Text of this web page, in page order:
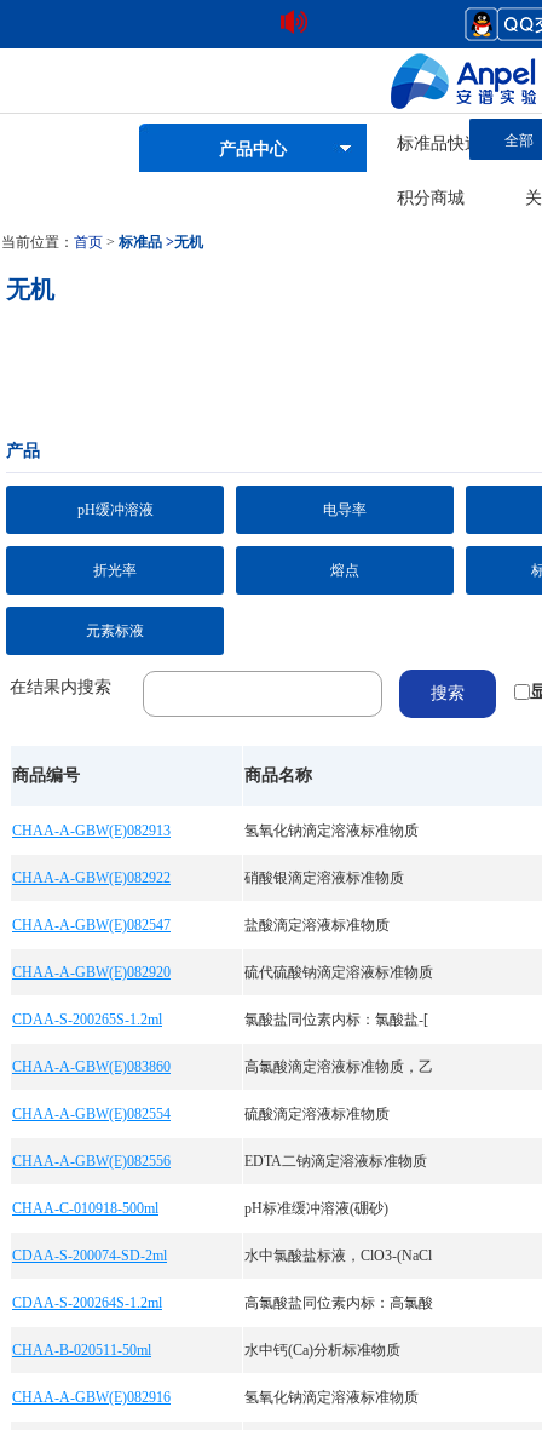
全部
产品中心 标准品快速查询
积分商城
当前位置： 首页 > 标准品 >无机
无机
产品
pH缓冲溶液 电导率
折光率 熔点
元素标液
在结果内搜索
商品编号 商品名称
CHAA-A-GBW(E)082913 氢氧化钠滴定溶液标准物质
CHAA-A-GBW(E)082922 硝酸银滴定溶液标准物质
CHAA-A-GBW(E)082547 盐酸滴定溶液标准物质
CHAA-A-GBW(E)082920 硫代硫酸钠滴定溶液标准物质
CDAA-S-200265S-1.2ml 氯酸盐同位素内标：氯酸盐-[
CHAA-A-GBW(E)083860 高氯酸滴定溶液标准物质，乙
CHAA-A-GBW(E)082554 硫酸滴定溶液标准物质
CHAA-A-GBW(E)082556 EDTA二钠滴定溶液标准物质
CHAA-C-010918-500ml pH标准缓冲溶液(硼砂)
CDAA-S-200074-SD-2ml 水中氯酸盐标液，ClO3-(NaCl
CDAA-S-200264S-1.2ml 高氯酸盐同位素内标：高氯酸
CHAA-B-020511-50ml 水中钙(Ca)分析标准物质
CHAA-A-GBW(E)082916 氢氧化钠滴定溶液标准物质